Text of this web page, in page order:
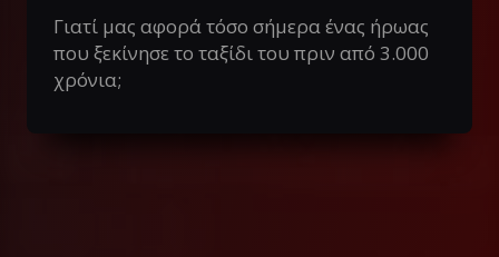
Γιατί μας αφορά τόσο σήμερα ένας ήρωας
που ξεκίνησε το ταξίδι του πριν από 3.000
χρόνια;